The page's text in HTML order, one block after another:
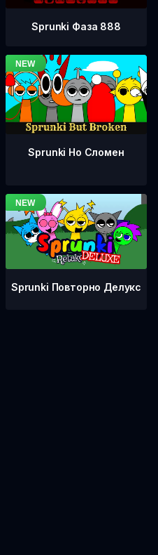
Sprunki Фаза 888
Sprunki Но Сломен
Sprunki Повторно Делукс